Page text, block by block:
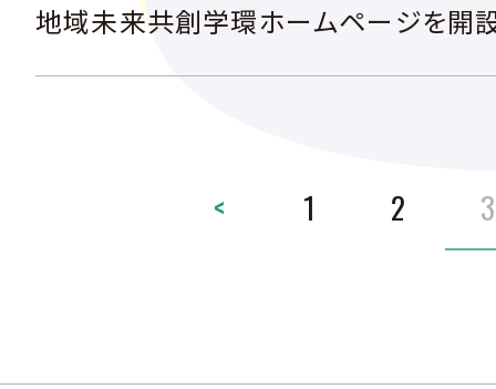
地域未来共創学環ホームページを開設
prev 1 2 3